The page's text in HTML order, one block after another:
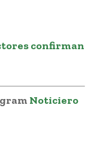
confirman
Noticiero